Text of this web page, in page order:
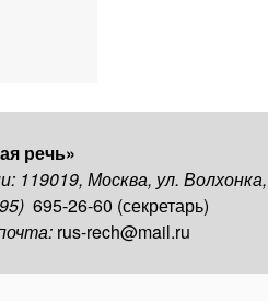
речь»
119019, Москва, ул.
695-26-60 (секретарь)
rus-rech@mail.ru